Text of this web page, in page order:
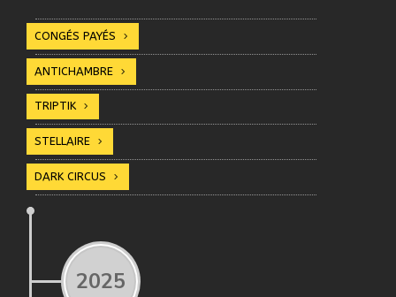
CONGÉS PAYÉS
ANTICHAMBRE
TRIPTIK
STELLAIRE
DARK CIRCUS
2025